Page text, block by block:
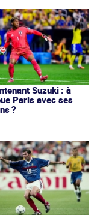
Suzuki : à
Paris avec ses
?